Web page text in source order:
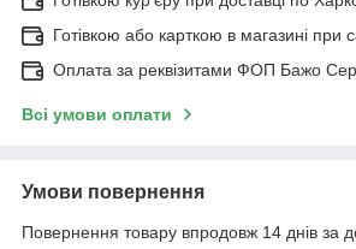
Готівкою або карткою в магазині при
Оплата за реквізитами ФОП Бажо
Всі умови оплати
Умови повернення
Повернення товару впродовж 14 днів за